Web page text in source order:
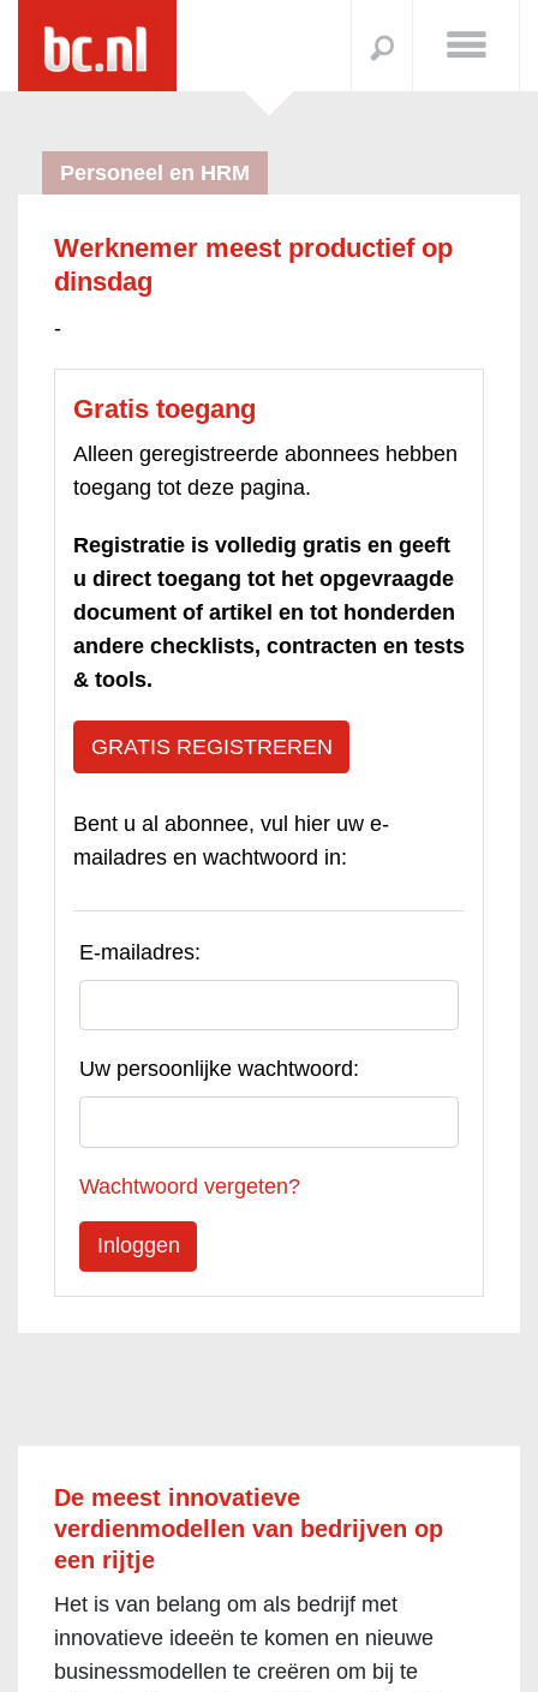
Personeel en HRM
Werknemer meest productief op
dinsdag
-
Gratis toegang
Alleen geregistreerde abonnees hebben
toegang tot deze pagina.
Registratie is volledig gratis en geeft
u direct toegang tot het opgevraagde
document of artikel en tot honderden
andere checklists, contracten en tests
& tools.
GRATIS REGISTREREN
Bent u al abonnee, vul hier uw e-
mailadres en wachtwoord in:
E-mailadres:
Uw persoonlijke wachtwoord:
Wachtwoord vergeten?
De meest innovatieve
verdienmodellen van bedrijven op
een rijtje
Het is van belang om als bedrijf met
innovatieve ideeën te komen en nieuwe
businessmodellen te creëren om bij te